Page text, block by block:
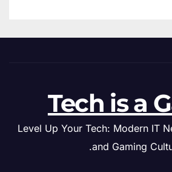
Tech is a
Level Up Your Tech: Modern IT
and Gaming